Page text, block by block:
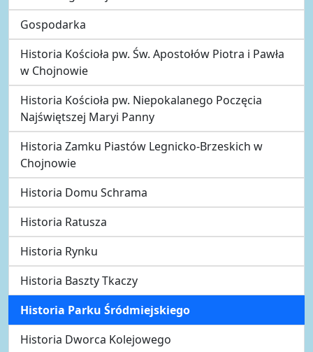
Gospodarka
Historia Kościoła pw. Św. Apostołów Piotra i Pawła
w Chojnowie
Historia Kościoła pw. Niepokalanego Poczęcia
Najświętszej Maryi Panny
Historia Zamku Piastów Legnicko-Brzeskich w
Chojnowie
Historia Domu Schrama
Historia Ratusza
Historia Rynku
Historia Baszty Tkaczy
Historia Parku Śródmiejskiego
Historia Dworca Kolejowego